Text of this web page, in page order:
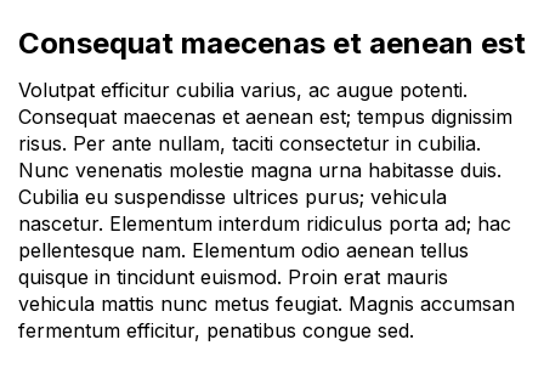
Consequat maecenas et aenean est
Volutpat efficitur cubilia varius, ac augue potenti.
Consequat maecenas et aenean est; tempus dignissim
risus. Per ante nullam, taciti consectetur in cubilia.
Nunc venenatis molestie magna urna habitasse duis.
Cubilia eu suspendisse ultrices purus; vehicula
nascetur. Elementum interdum ridiculus porta ad; hac
pellentesque nam. Elementum odio aenean tellus
quisque in tincidunt euismod. Proin erat mauris
vehicula mattis nunc metus feugiat. Magnis accumsan
fermentum efficitur, penatibus congue sed.